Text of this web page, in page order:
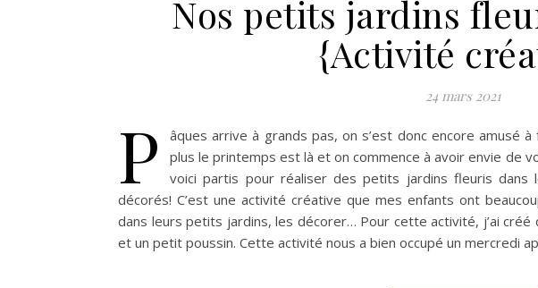
Nos petits jardins
{Activité
24 mars 2021
P
âques arrive à grands pas, on s’est donc encore amusé
plus le printemps est là et on commence à avoir envie de
voici partis pour réaliser des petits jardins fleuris dans
décorés! C’est une activité créative que mes enfants ont
dans leurs petits jardins, les décorer… Pour cette activité, j’ai
et un petit poussin. Cette activité nous a bien occupé un mercredi